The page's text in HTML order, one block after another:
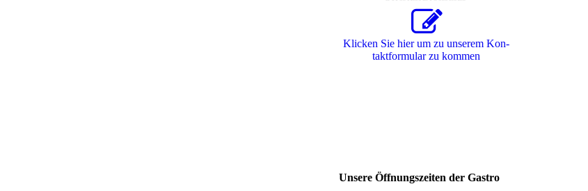
Klicken Sie hier um zu unserem Kon­
takt­for­mu­lar zu kommen
Unsere Öffnungszeiten der Gastro